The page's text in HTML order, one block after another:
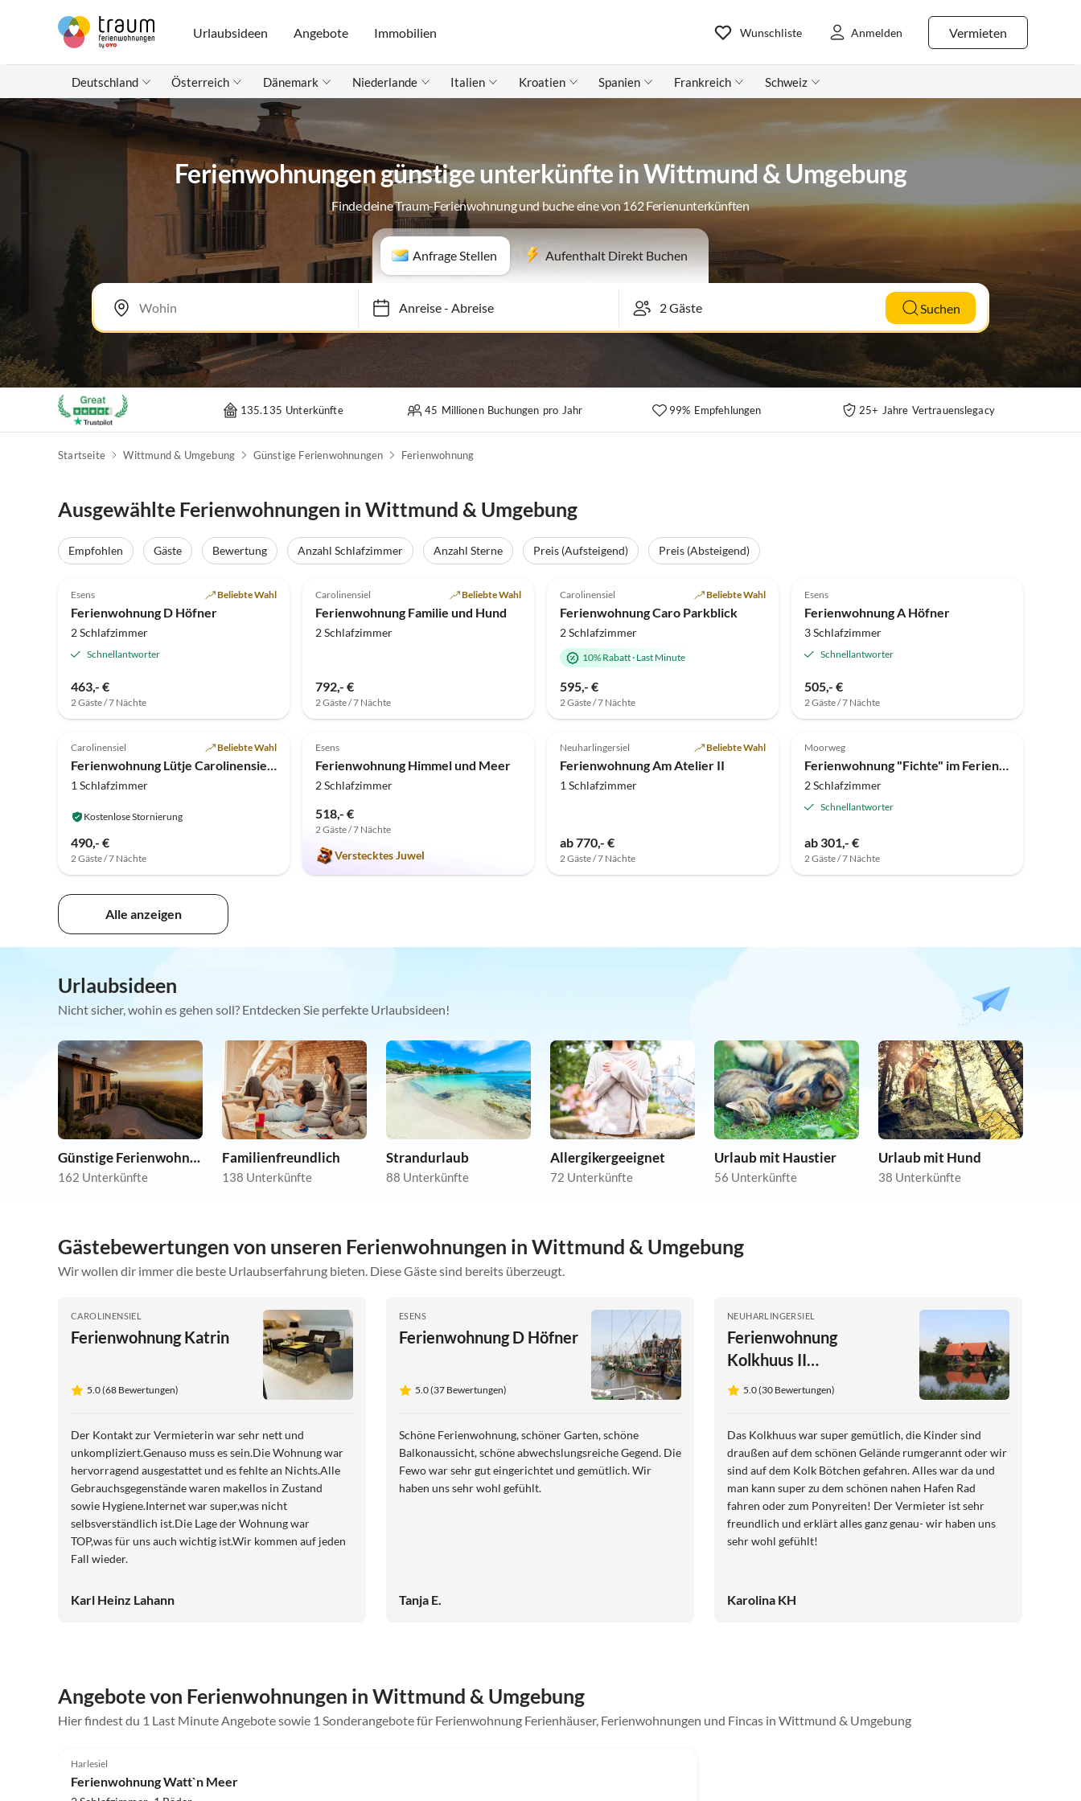
Urlaubsideen Angebote Immobilien Vermieten
Wunschliste Anmelden
Deutschland Österreich Dänemark Niederlande Italien Kroatien Spanien Frankreich Schweiz
Ferienwohnungen günstige unterkünfte in Wittmund & Umgebung
Finde deine Traum-Ferienwohnung und buche eine von 162 Ferienunterkünften
Anfrage Stellen Aufenthalt Direkt Buchen
Anreise-Abreise Suchen
135.135 Unterkünfte 45 Millionen Buchungen pro Jahr 99% Empfehlungen 25+ Jahre Vertrauenslegacy
Startseite Wittmund & Umgebung Günstige Ferienwohnungen Ferienwohnung
Ausgewählte Ferienwohnungen in Wittmund & Umgebung
Empfohlen Gäste Bewertung Anzahl Schlafzimmer Anzahl Sterne Preis (Aufsteigend)
Preis (Absteigend)
Esens Beliebte Wahl
Ferienwohnung D Höfner
2 Schlafzimmer
Schnellantworter
463,- €
2 Gäste / 7 Nächte
Top-Inserat
Carolinensiel Beliebte Wahl
Ferienwohnung Familie und Hund
2 Schlafzimmer
792,- €
2 Gäste / 7 Nächte
Top-Inserat
Carolinensiel Beliebte Wahl
Ferienwohnung Caro Parkblick
2 Schlafzimmer
10% Rabatt· Last Minute
595,- €
2 Gäste / 7 Nächte
Esens
Ferienwohnung A Höfner
3 Schlafzimmer
Schnellantworter
505,- €
2 Gäste / 7 Nächte
Top-Inserat
4.8 (3)
Carolinensiel Beliebte Wahl
Ferienwohnung Lütje Carolinensiel Harlesiel
1 Schlafzimmer
Kostenlose Stornierung
490,- €
2 Gäste / 7 Nächte
5.0 (1)
Esens
Ferienwohnung Himmel und Meer
2 Schlafzimmer
518,- €
2 Gäste / 7 Nächte
Verstecktes Juwel
5.0 (1)
Neuharlingersiel Beliebte Wahl
Ferienwohnung Am Atelier II
1 Schlafzimmer
ab 770,- €
2 Gäste / 7 Nächte
Top-Inserat
Moorweg
Ferienwohnung "Fichte" im Ferienhaus Coordes
2 Schlafzimmer
Schnellantworter
ab 301,- €
2 Gäste / 7 Nächte
Alle anzeigen
Urlaubsideen
Nicht sicher, wohin es gehen soll? Entdecken Sie perfekte Urlaubsideen!
Günstige Ferienwohnungen
162 Unterkünfte
Familienfreundlich
138 Unterkünfte
Strandurlaub
88 Unterkünfte
Allergikergeeignet
72 Unterkünfte
Urlaub mit Haustier
56 Unterkünfte
Urlaub mit Hund
38 Unterkünfte
Gästebewertungen von unseren Ferienwohnungen in Wittmund & Umgebung
Wir wollen dir immer die beste Urlaubserfahrung bieten. Diese Gäste sind bereits überzeugt.
CAROLINENSIEL
Ferienwohnung Katrin
5.0 (68 Bewertungen)
Der Kontakt zur Vermieterin war sehr nett und
unkompliziert.Genauso muss es sein.Die Wohnung war
hervorragend ausgestattet und es fehlte an Nichts.Alle
Gebrauchsgegenstände waren makellos in Zustand
sowie Hygiene.Internet war super,was nicht
selbsverständlich ist.Die Lage der Wohnung war
TOP,was für uns auch wichtig ist.Wir kommen auf jeden
Fall wieder.
Karl Heinz Lahann
ESENS
Ferienwohnung D Höfner
5.0 (37 Bewertungen)
Schöne Ferienwohnung, schöner Garten, schöne
Balkonaussicht, schöne abwechslungsreiche Gegend. Die
Fewo war sehr gut eingerichtet und gemütlich. Wir
haben uns sehr wohl gefühlt.
Tanja E.
NEUHARLINGERSIEL
Ferienwohnung
Kolkhuus II
Altharlingersiel
5.0 (30 Bewertungen)
Das Kolkhuus war super gemütlich, die Kinder sind
draußen auf dem schönen Gelände rumgerannt oder wir
sind auf dem Kolk Bötchen gefahren. Alles war da und
man kann super zu dem schönen nahen Hafen Rad
fahren oder zum Ponyreiten! Der Vermieter ist sehr
freundlich und erklärt alles ganz genau- wir haben uns
sehr wohl gefühlt!
Karolina KH
Angebote von Ferienwohnungen in Wittmund & Umgebung
Hier findest du 1 Last Minute Angebote sowie 1 Sonderangebote für Ferienwohnung Ferienhäuser, Ferienwohnungen und Fincas in Wittmund & Umgebung
Harlesiel
Ferienwohnung Watt`n Meer